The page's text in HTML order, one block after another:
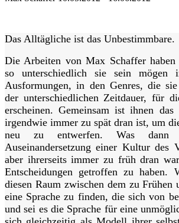
Das Alltägliche ist das Unbestimmbare.
Die Arbeiten von Max Schaffer haben
so unterschiedlich sie sein mögen
Ausformungen, in den Genres, die
der unterschiedlichen Zeitdauer, für
erscheinen. Gemeinsam ist ihnen
irgendwie immer zu spät dran ist, um
neu zu entwerfen. Was
Auseinandersetzung einer Kultur des
aber ihrerseits immer zu früh dran
Entscheidungen getroffen zu
diesen Raum zwischen dem zu Frühen
eine Sprache zu finden, die sich von
und sei es die Sprache für eine